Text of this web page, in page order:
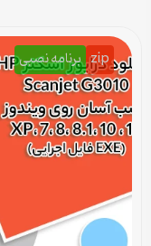
zip برنامه نصبی